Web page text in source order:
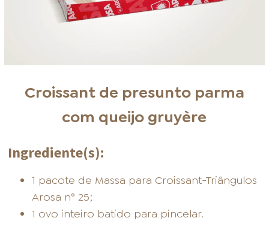
Croissant de presunto parma
com queijo gruyère
Ingrediente(s):
1 pacote de Massa para Croissant-Triângulos
Arosa n° 25;
1 ovo inteiro batido para pincelar.